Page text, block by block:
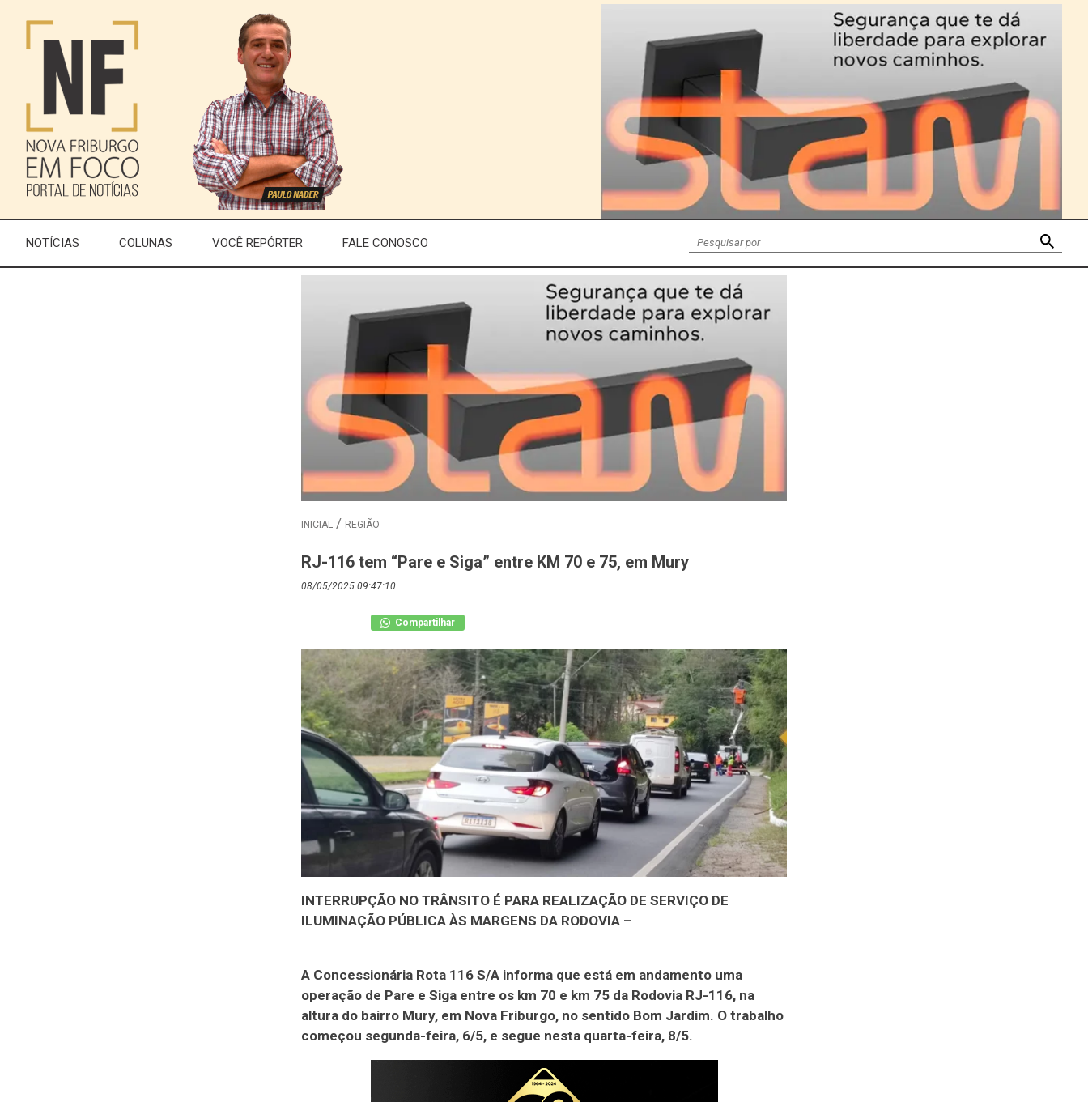
NOTÍCIAS COLUNAS VOCÊ REPÓRTER FALE CONOSCO
INICIAL REGIÃO
RJ-116 tem “Pare e Siga” entre KM 70 e 75, em Mury
08/05/2025 09:47:10
Compartilhar
INTERRUPÇÃO NO TRÂNSITO É PARA REALIZAÇÃO DE SERVIÇO DE
ILUMINAÇÃO PÚBLICA ÀS MARGENS DA RODOVIA –
A Concessionária Rota 116 S/A informa que está em andamento uma
operação de Pare e Siga entre os km 70 e km 75 da Rodovia RJ-116, na
altura do bairro Mury, em Nova Friburgo, no sentido Bom Jardim. O trabalho
começou segunda-feira, 6/5, e segue nesta quarta-feira, 8/5.